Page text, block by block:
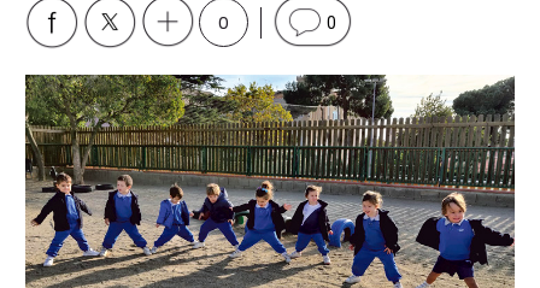
0 0